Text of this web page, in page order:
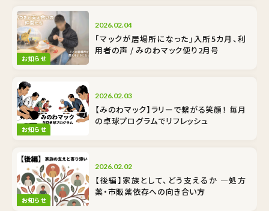
お知らせ
2026.02.04
「マックが居場所になった」入所5カ月、利
用者の声 / みのわマック便り2月号
お知らせ
2026.02.03
【みのわマック】ラリーで繋がる笑顔！ 毎月
の卓球プログラムでリフレッシュ
お知らせ
2026.02.02
【後編】家族として、どう支えるか ―処方
薬・市販薬依存への向き合い方